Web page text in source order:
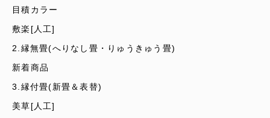
目積カラー
敷楽[人工]
2.縁無畳(へりなし畳・りゅうきゅう畳)
新着商品
3.縁付畳(新畳＆表替)
美草[人工]